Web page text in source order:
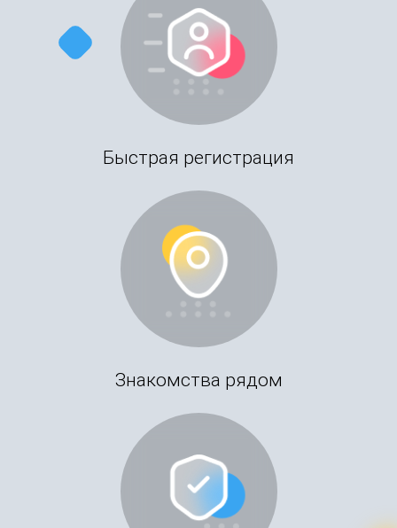
Быстрая регистрация
Знакомства рядом